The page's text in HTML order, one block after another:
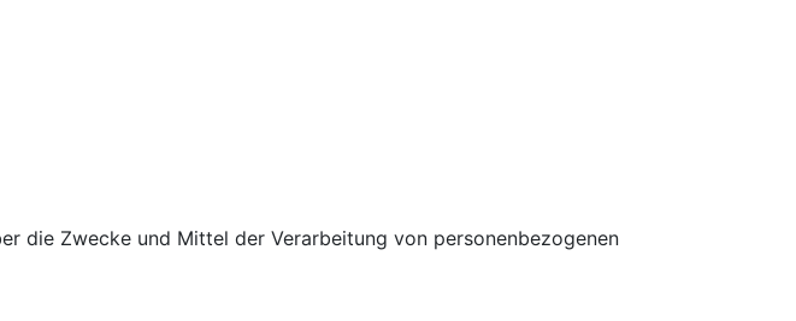
die Zwecke und Mittel der Verarbeitung von personenbezogenen